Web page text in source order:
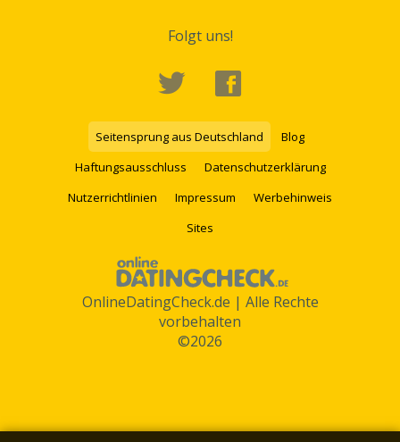
Folgt uns!
Seitensprung aus Deutschland
Blog
Haftungsausschluss
Datenschutzerklärung
Nutzerrichtlinien
Impressum
Werbehinweis
Sites
OnlineDatingCheck.de | Alle Rechte
vorbehalten
©2026